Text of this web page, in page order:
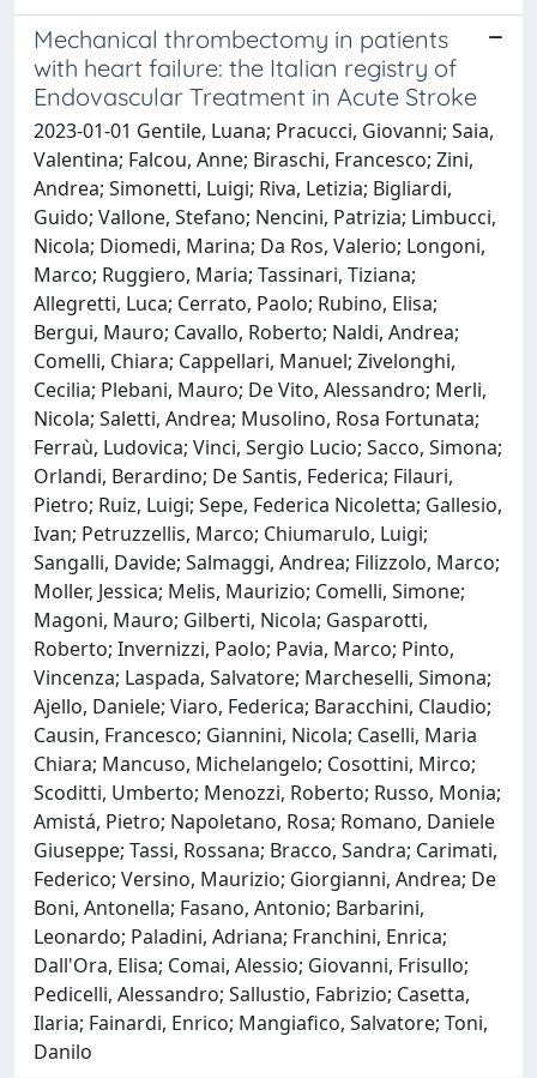
Mechanical thrombectomy in patients
with heart failure: the Italian registry of
Endovascular Treatment in Acute Stroke
2023-01-01 Gentile, Luana; Pracucci, Giovanni; Saia,
Valentina; Falcou, Anne; Biraschi, Francesco; Zini,
Andrea; Simonetti, Luigi; Riva, Letizia; Bigliardi,
Guido; Vallone, Stefano; Nencini, Patrizia; Limbucci,
Nicola; Diomedi, Marina; Da Ros, Valerio; Longoni,
Marco; Ruggiero, Maria; Tassinari, Tiziana;
Allegretti, Luca; Cerrato, Paolo; Rubino, Elisa;
Bergui, Mauro; Cavallo, Roberto; Naldi, Andrea;
Comelli, Chiara; Cappellari, Manuel; Zivelonghi,
Cecilia; Plebani, Mauro; De Vito, Alessandro; Merli,
Nicola; Saletti, Andrea; Musolino, Rosa Fortunata;
Ferraù, Ludovica; Vinci, Sergio Lucio; Sacco, Simona;
Orlandi, Berardino; De Santis, Federica; Filauri,
Pietro; Ruiz, Luigi; Sepe, Federica Nicoletta; Gallesio,
Ivan; Petruzzellis, Marco; Chiumarulo, Luigi;
Sangalli, Davide; Salmaggi, Andrea; Filizzolo, Marco;
Moller, Jessica; Melis, Maurizio; Comelli, Simone;
Magoni, Mauro; Gilberti, Nicola; Gasparotti,
Roberto; Invernizzi, Paolo; Pavia, Marco; Pinto,
Vincenza; Laspada, Salvatore; Marcheselli, Simona;
Ajello, Daniele; Viaro, Federica; Baracchini, Claudio;
Causin, Francesco; Giannini, Nicola; Caselli, Maria
Chiara; Mancuso, Michelangelo; Cosottini, Mirco;
Scoditti, Umberto; Menozzi, Roberto; Russo, Monia;
Amistá, Pietro; Napoletano, Rosa; Romano, Daniele
Giuseppe; Tassi, Rossana; Bracco, Sandra; Carimati,
Federico; Versino, Maurizio; Giorgianni, Andrea; De
Boni, Antonella; Fasano, Antonio; Barbarini,
Leonardo; Paladini, Adriana; Franchini, Enrica;
Dall'Ora, Elisa; Comai, Alessio; Giovanni, Frisullo;
Pedicelli, Alessandro; Sallustio, Fabrizio; Casetta,
Ilaria; Fainardi, Enrico; Mangiafico, Salvatore; Toni,
Danilo